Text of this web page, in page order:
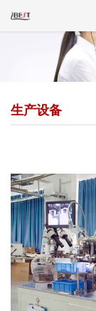
生产设备